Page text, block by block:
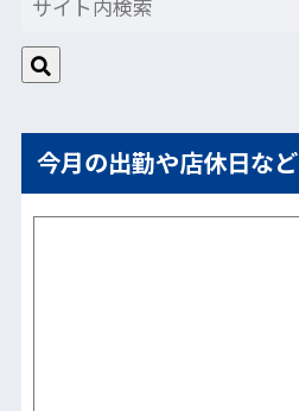
今月の出勤や店休日など